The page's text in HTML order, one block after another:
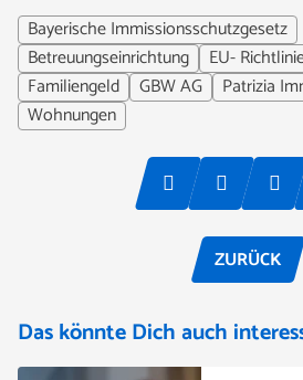
Bayerische Immissionsschutzgesetz
Betreuungseinrichtung
EU-
Familiengeld
GBW AG
Patrizia
Wohnungen
ZURÜCK
Das könnte Dich auch